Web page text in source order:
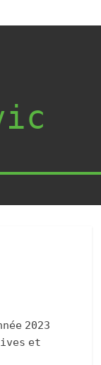
2023
et